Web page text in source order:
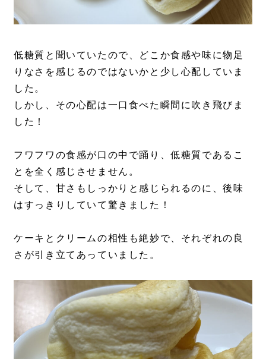
低糖質と聞いていたので、どこか食感や味に物足
りなさを感じるのではないかと少し心配していま
した。
しかし、その心配は一口食べた瞬間に吹き飛びま
した！
フワフワの食感が口の中で踊り、低糖質であるこ
とを全く感じさせません。
そして、甘さもしっかりと感じられるのに、後味
はすっきりしていて驚きました！
ケーキとクリームの相性も絶妙で、それぞれの良
さが引き立てあっていました。